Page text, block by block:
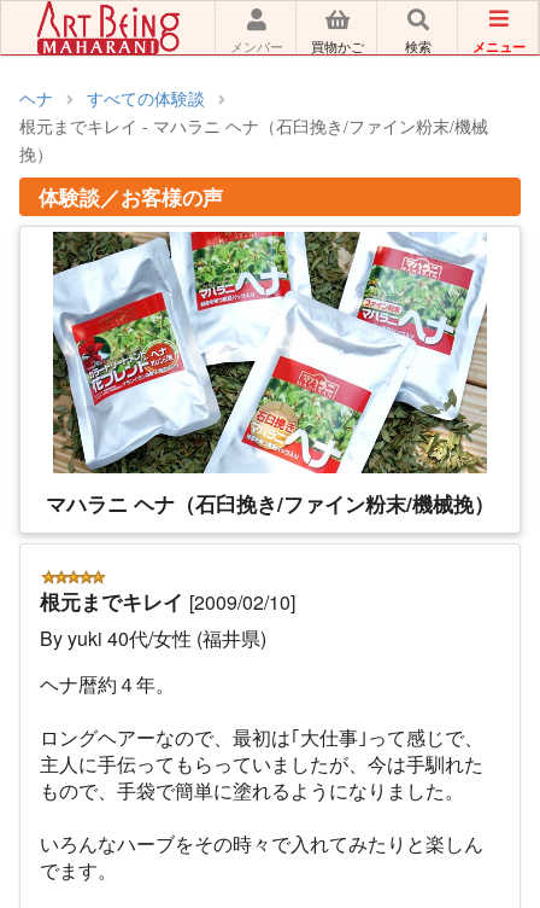
メンバー 買物かご 検索 メニュー
ヘナ
すべての体験談
根元までキレイ - マハラニ ヘナ（石臼挽き/ファイン粉末/機械
挽）
体験談／お客様の声
マハラニ ヘナ（石臼挽き/ファイン粉末/機械挽）
根元までキレイ [2009/02/10]
By yuki 40代/女性 (福井県)
ヘナ暦約４年。
ロングヘアーなので、最初は｢大仕事｣って感じで、
主人に手伝ってもらっていましたが、今は手馴れた
もので、手袋で簡単に塗れるようになりました。
いろんなハーブをその時々で入れてみたりと楽しん
でます。